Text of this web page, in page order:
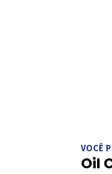
VOCÊ
Oil